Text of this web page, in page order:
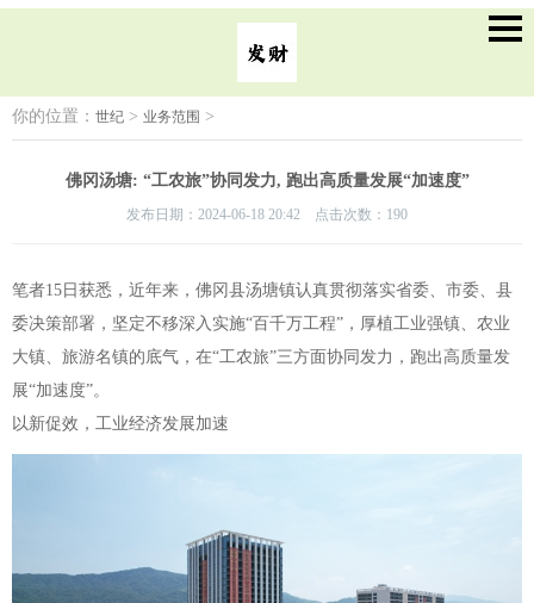
你的位置： 世纪 > 业务范围 >
佛冈汤塘: “工农旅”协同发力, 跑出高质量发展“加速度”
发布日期：2024-06-18 20:42 点击次数：190
笔者15日获悉，近年来，佛冈县汤塘镇认真贯彻落实省委、市委、县
委决策部署，坚定不移深入实施“百千万工程”，厚植工业强镇、农业
大镇、旅游名镇的底气，在“工农旅”三方面协同发力，跑出高质量发
展“加速度”。
以新促效，工业经济发展加速